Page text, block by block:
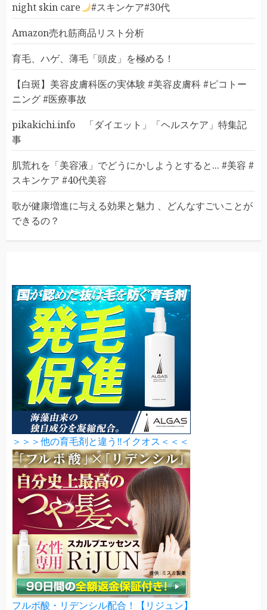
night skin care
#スキンケア#30代
Amazon売れ筋商品リスト分析
育毛、ハゲ、薄毛「頭皮」を極める！
【白斑】美容皮膚科医の実体験 #美容皮膚科 #ピコトー
ニング #医療事故
pikakichi.info 「ダイエット」「ヘルスケア」特集記
事
肌荒れを「美容液」でどうにかしようとすると... #美容 #
スキンケア #40代美容
歌が健康増進に与える効果と魅力 、どんなすごいことが
できるの？
＞＞＞他の育毛剤と違う‼イクオス＜＜＜
フルボ酸・リデンシル配合！【リジュン】